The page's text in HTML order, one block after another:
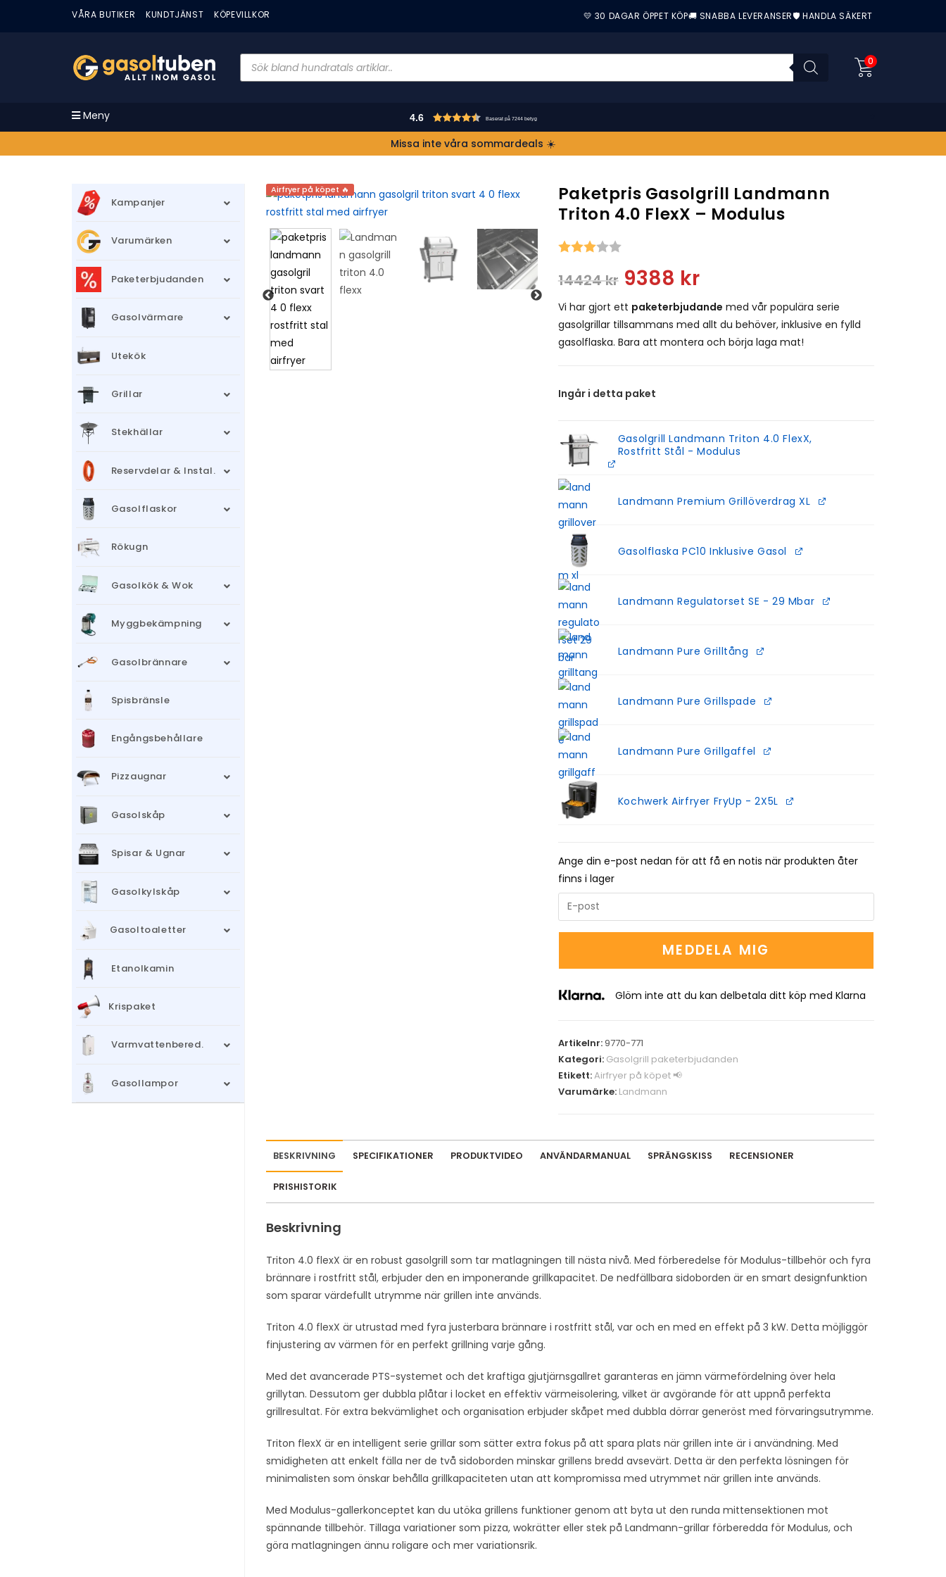
VÅRA BUTIKER KUNDTJÄNST KÖPEVILLKOR 💛 30 DAGAR ÖPPET KÖP🚚 SNABBA LEVERANSER🛡️ HANDLA SÄKERT
0
Meny 4.6 Baserat på 7244 betyg
Missa inte våra sommardeals ☀️
Airfryer på köpet 🔥
Paketpris Gasolgrill Landmann
Triton 4.0 FlexX – Modulus
14424kr 9388 kr
Vi har gjort ett paketerbjudande med vår populära serie
gasolgrillar tillsammans med allt du behöver, inklusive en fylld
gasolflaska. Bara att montera och börja laga mat!
Ingår i detta paket
Gasolgrill Landmann Triton 4.0 FlexX,
Rostfritt Stål - Modulus
Landmann Premium Grillöverdrag XL
Gasolflaska PC10 Inklusive Gasol
Landmann Regulatorset SE - 29 Mbar
Landmann Pure Grilltång
Landmann Pure Grillspade
Landmann Pure Grillgaffel
Kochwerk Airfryer FryUp - 2X5L
Ange din e-post nedan för att få en notis när produkten åter
finns i lager
n
t
r
y
r
e
m
a
r
o
o
t
h
e
a
i
t
s
MEDDELA MIG
Glöm inte att du kan delbetala ditt köp med Klarna
Artikelnr:9770-771
Kategori: Gasolgrill paketerbjudanden
Etikett:Airfryer på köpet 📢
Varumärke: Landmann
BESKRIVNING SPECIFIKATIONER PRODUKTVIDEO ANVÄNDARMANUAL SPRÄNGSKISS RECENSIONER
PRISHISTORIK
Beskrivning
Triton 4.0 flexX är en robust gasolgrill som tar matlagningen till nästa nivå. Med förberedelse för Modulus-tillbehör och fyra
brännare i rostfritt stål, erbjuder den en imponerande grillkapacitet. De nedfällbara sidoborden är en smart designfunktion
som sparar värdefullt utrymme när grillen inte används.
Triton 4.0 flexX är utrustad med fyra justerbara brännare i rostfritt stål, var och en med en effekt på 3 kW. Detta möjliggör
finjustering av värmen för en perfekt grillning varje gång.
Med det avancerade PTS-systemet och det kraftiga gjutjärnsgallret garanteras en jämn värmefördelning över hela
grillytan. Dessutom ger dubbla plåtar i locket en effektiv värmeisolering, vilket är avgörande för att uppnå perfekta
grillresultat. För extra bekvämlighet och organisation erbjuder skåpet med dubbla dörrar generöst med förvaringsutrymme.
Triton flexX är en intelligent serie grillar som sätter extra fokus på att spara plats när grillen inte är i användning. Med
smidigheten att enkelt fälla ner de två sidoborden minskar grillens bredd avsevärt. Detta är den perfekta lösningen för
minimalisten som önskar behålla grillkapaciteten utan att kompromissa med utrymmet när grillen inte används.
Med Modulus-gallerkonceptet kan du utöka grillens funktioner genom att byta ut den runda mittensektionen mot
spännande tillbehör. Tillaga variationer som pizza, wokrätter eller stek på Landmann-grillar förberedda för Modulus, och
göra matlagningen ännu roligare och mer variationsrik.
Kampanjer
Varumärken
Paketerbjudanden
Gasolvärmare
Utekök
Grillar
Stekhällar
Reservdelar & Instal.
Gasolflaskor
Rökugn
Gasolkök & Wok
Myggbekämpning
Gasolbrännare
Spisbränsle
Engångsbehållare
Pizzaugnar
Gasolskåp
Spisar & Ugnar
Gasolkylskåp
Gasoltoaletter
Etanolkamin
Krispaket
Varmvattenbered.
Gasollampor